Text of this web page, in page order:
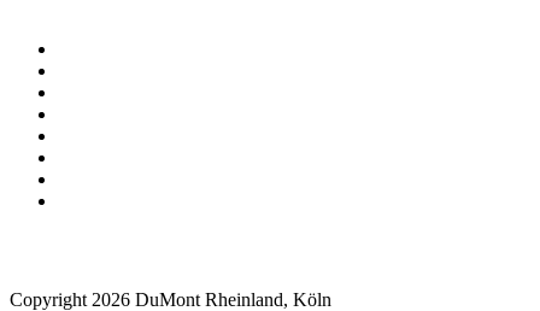
Copyright 2026 DuMont Rheinland, Köln